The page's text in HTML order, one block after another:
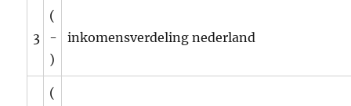
3
(
-
)
inkomensverdeling nederland
(